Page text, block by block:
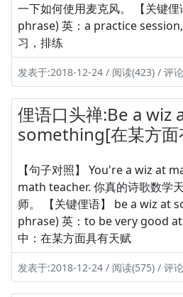
一下如何使用麦克风。 【关键
phrase) 英：a practice
习，排练
发表于:2018-12-24 / 阅读(423) / 评
俚语口头禅:Be a wiz
something[在某方面
【句子对照】 You're a wiz at
math teacher. 你真的诗歌数学
师。 【关键俚语】 be a wiz at
phrase) 英：to be very good
中：在某方面具有天赋
发表于:2018-12-24 / 阅读(575) / 评